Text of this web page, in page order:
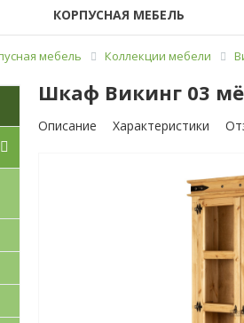
КОРПУСНАЯ МЕБЕЛЬ
мебель Коллекции мебели
Шкаф Викинг 03
Описание Характеристики